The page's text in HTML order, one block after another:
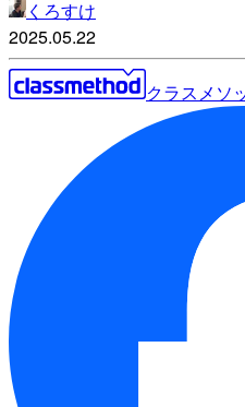
くろすけ
2025.05.22
クラスメソ